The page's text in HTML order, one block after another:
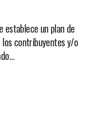
establece un plan de
contribuyentes y/o